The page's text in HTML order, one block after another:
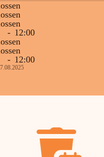
jedoch
Betriebszustände so
zu halten.
umliegende
- 12:00
- 12:00